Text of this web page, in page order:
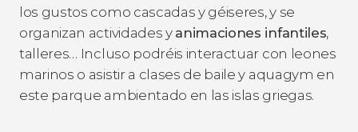
los gustos como cascadas y géiseres, y se
organizan actividades y animaciones infantiles,
talleres… Incluso podréis interactuar con leones
marinos o asistir a clases de baile y aquagym en
este parque ambientado en las islas griegas.